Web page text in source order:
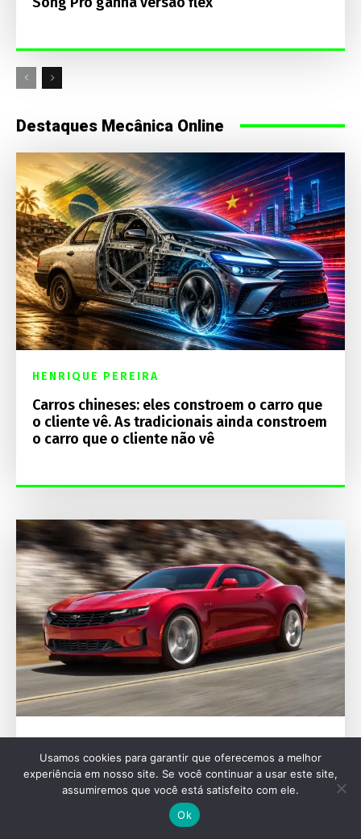
Destaques Mecânica Online
HENRIQUE PEREIRA
Carros chineses: eles constroem o carro que
o cliente vê. As tradicionais ainda constroem
o carro que o cliente não vê
Chevrolet Camaro pode voltar como sedã em
2029 e desafiar puristas
Usamos cookies para garantir que oferecemos a melhor
experiência em nosso site. Se você continuar a usar este site,
assumiremos que você está satisfeito com ele.
Ok